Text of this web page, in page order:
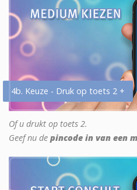
4b. Keuze - Druk op toets 2 +
Of u drukt op toets 2.
Geef nu de pincode in van een